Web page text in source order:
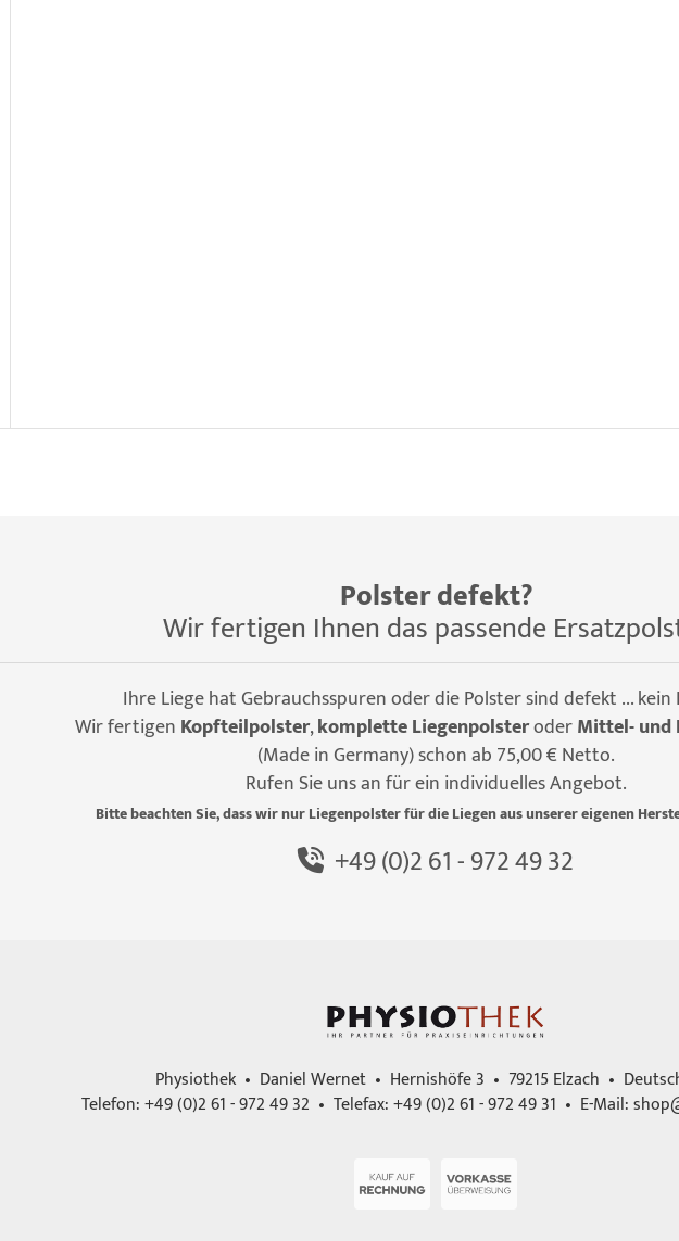
Polster defekt?
Wir fertigen Ihnen das passende
Ihre Liege hat Gebrauchsspuren oder die Polster sind defekt ... kein
Wir fertigen Kopfteilpolster,komplette LiegenpolsteroderMittel- und
(Made in Germany) schon ab 75,00 € Netto.
Rufen Sie uns an für ein individuelles Angebot.
Bitte beachten Sie, dass wir nur Liegenpolster für die Liegen aus unserer eigenen
+49 (0)2 61 - 972 49 32
Physiothek • Daniel Wernet • Hernishöfe 3 • 79215 Elzach •
Telefon: +49 (0)2 61 - 972 49 32 • Telefax: +49 (0)2 61 - 972 49 31 • E-Mail: